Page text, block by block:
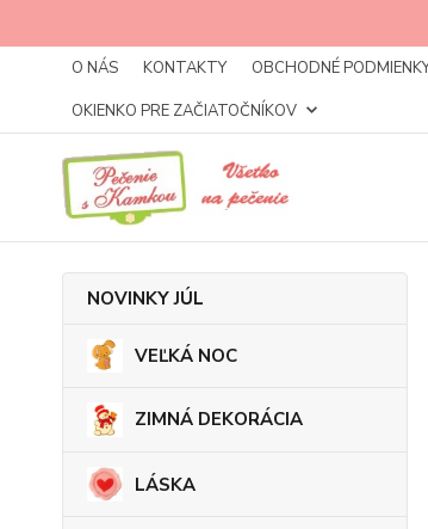
O NÁS KONTAKTY OBCHODNÉ
OKIENKO PRE ZAČIATOČNÍKOV
NOVINKY JÚL
VEĽKÁ NOC
ZIMNÁ DEKORÁCIA
LÁSKA